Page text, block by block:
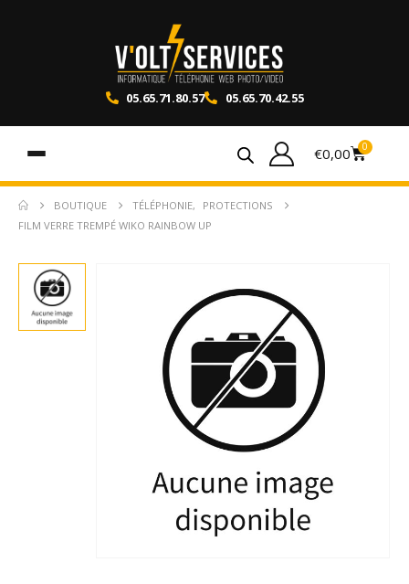
05.65.71.80.57 05.65.70.42.55
€0,00 0
BOUTIQUE TÉLÉPHONIE,
PROTECTIONS
FILM VERRE TREMPÉ WIKO RAINBOW UP